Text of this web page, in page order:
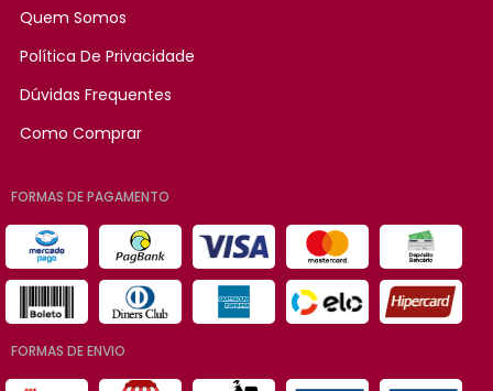
Quem Somos
Política De Privacidade
Dúvidas Frequentes
Como Comprar
FORMAS DE PAGAMENTO
FORMAS DE ENVIO